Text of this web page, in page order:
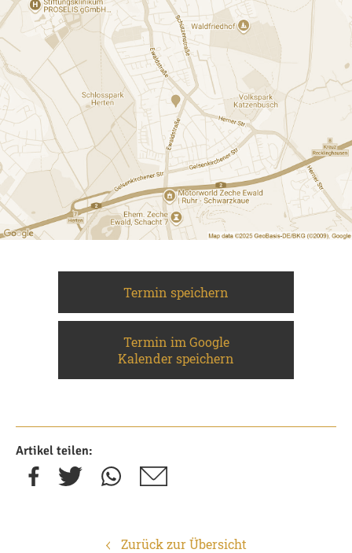
Termin speichern
Termin im Google
Kalender speichern
Artikel teilen:
Zurück zur Übersicht